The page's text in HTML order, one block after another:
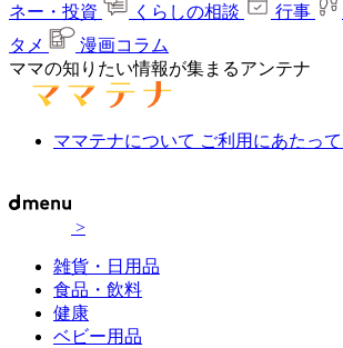
ネー・投資
くらしの相談 行事
タメ
漫画コラム
ママの知りたい情報が集まるアンテナ
ママテナについて ご利用にあたって
>
雑貨・日用品
食品・飲料
健康
ベビー用品